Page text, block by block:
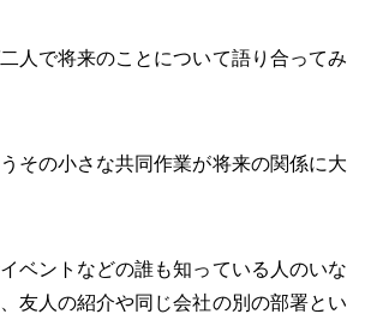
人で将来のことについて語り合ってみ
その小さな共同作業が将来の関係に大
ベントなどの誰も知っている人のいな
友人の紹介や同じ会社の別の部署とい